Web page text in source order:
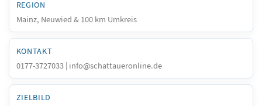
REGION
Mainz, Neuwied & 100 km Umkreis
KONTAKT
0177-3727033 | info@schattaueronline.de
ZIELBILD